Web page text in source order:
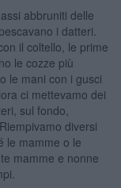
abbruniti delle
i datteri.
il coltello, le prime
le cozze più
le mani con i gusci
ci mettevamo dei
sul fondo,
diversi
le mamme o le
mamme e nonne